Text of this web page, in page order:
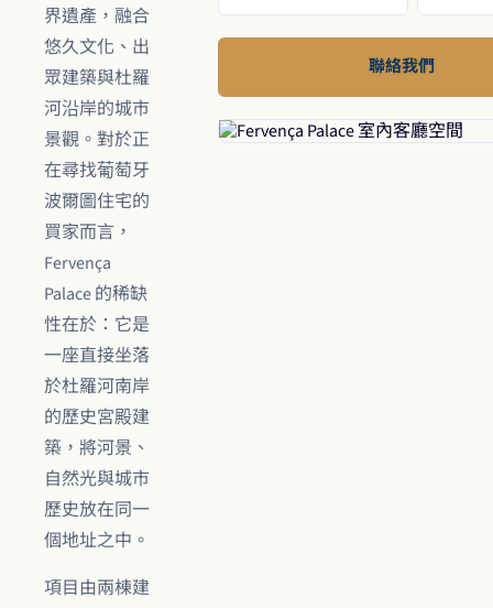
界遺產，融合
悠久文化、出
眾建築與杜羅
河沿岸的城市
景觀。對於正
在尋找葡萄牙
波爾圖住宅的
買家而言，
Fervença
Palace 的稀缺
性在於：它是
一座直接坐落
於杜羅河南岸
的歷史宮殿建
築，將河景、
自然光與城市
歷史放在同一
個地址之中。
項目由兩棟建
聯絡我們